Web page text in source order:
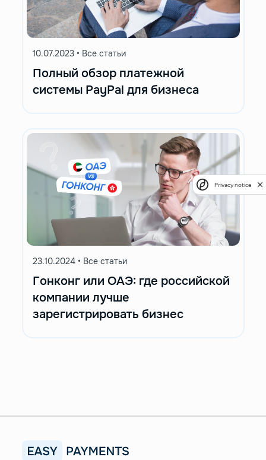
10.07.2023 • Все статьи
Полный обзор платежной
системы PayPal для бизнеса
23.10.2024 • Все статьи
Гонконг или ОАЭ: где российской
компании лучше
зарегистрировать бизнес
Privacy notice